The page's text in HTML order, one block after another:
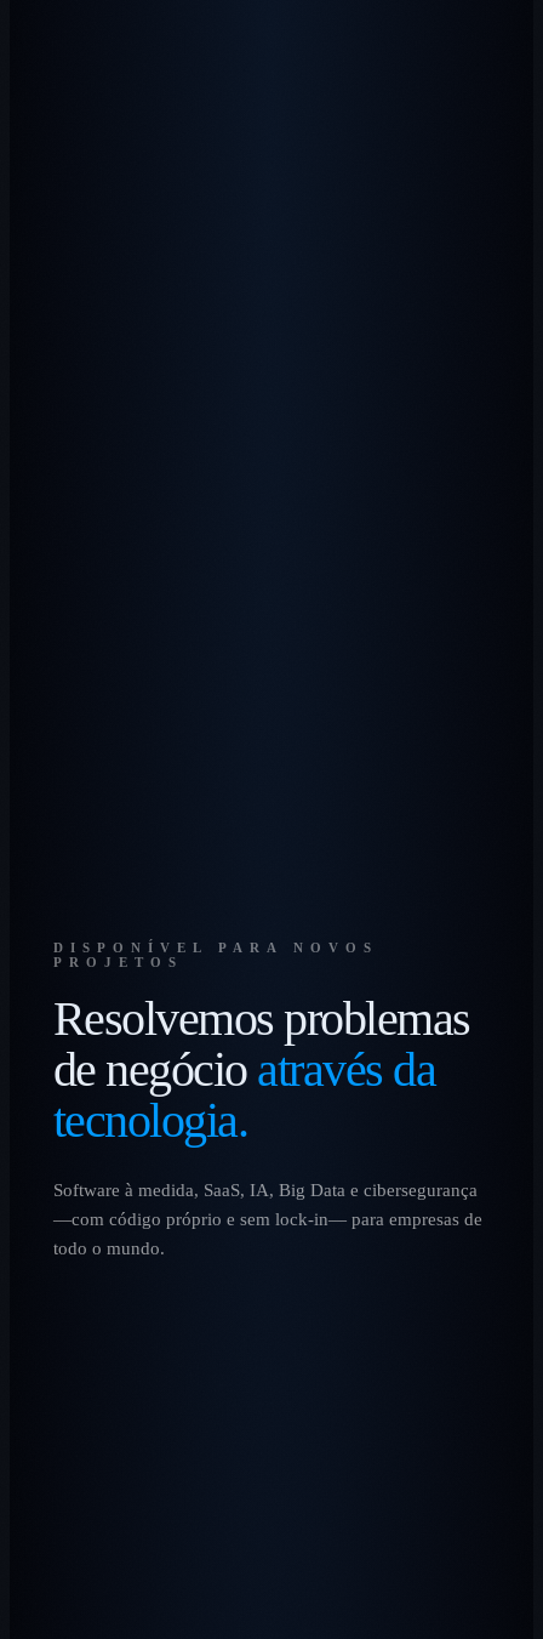
DISPONÍVEL PARA NOVOS
PROJETOS
Resolvemos problemas
de negócio através da
tecnologia.
Software à medida, SaaS, IA, Big Data e cibersegurança
—com código próprio e sem lock-in— para empresas de
todo o mundo.